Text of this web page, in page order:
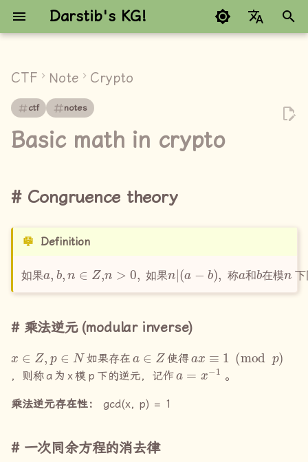
Darstib's KG!
入
开
始
索
inverse)
GCD && LCM
Euclid algorithm
Extended Euclidean
卡迈克尔函数
Quadratic Residues
数学推导求解
CTF Note Crypto
ctf notes
Basic math in crypto
Congruence theory
Definition
如 果 如果 称 和 在模
如果 ,b Z, ,如果n ( a ,称 a和b在模n
a ≡ mod n)
乘法逆元 (modular inverse)
Z,p
如果存在
Z
使得
1( mod p
，则称a 为 x模 p 下的逆元，记作
a= x−1
。
乘法逆元存在性： gcd(x, p) = 1
一次同余方程的消去律